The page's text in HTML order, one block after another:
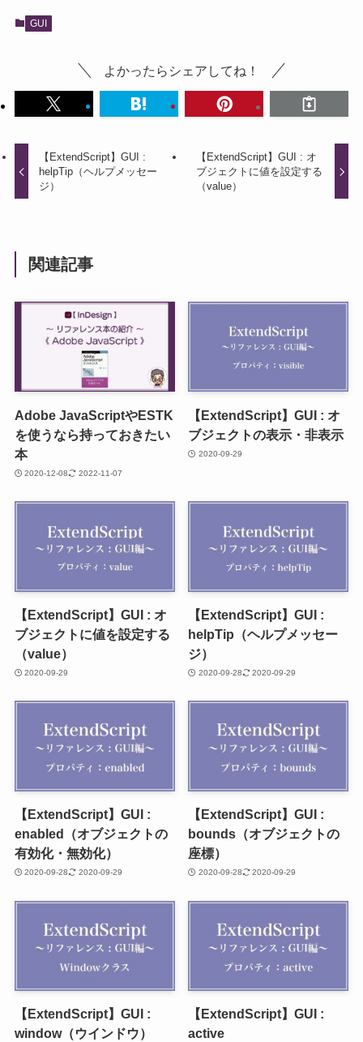
GUI
よかったらシェアしてね！
【ExtendScript】GUI :
helpTip（ヘルプメッセー
ジ）
【ExtendScript】GUI : オ
ブジェクトに値を設定する
（value）
関連記事
Adobe JavaScriptやESTK
を使うなら持っておきたい
本
2020-12-08 2022-11-07
【ExtendScript】GUI : オ
ブジェクトの表示・非表示
2020-09-29
【ExtendScript】GUI : オ
ブジェクトに値を設定する
（value）
2020-09-29
【ExtendScript】GUI :
helpTip（ヘルプメッセー
ジ）
2020-09-28 2020-09-29
【ExtendScript】GUI :
enabled（オブジェクトの
有効化・無効化）
2020-09-28 2020-09-29
【ExtendScript】GUI :
bounds（オブジェクトの
座標）
2020-09-28 2020-09-29
【ExtendScript】GUI :
window（ウインドウ）
【ExtendScript】GUI :
active